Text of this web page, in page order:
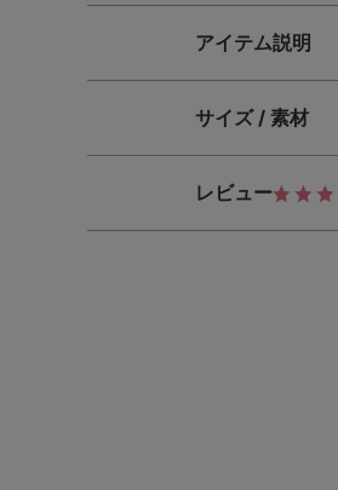
アイテム説明
サイズ / 素材
レビュー